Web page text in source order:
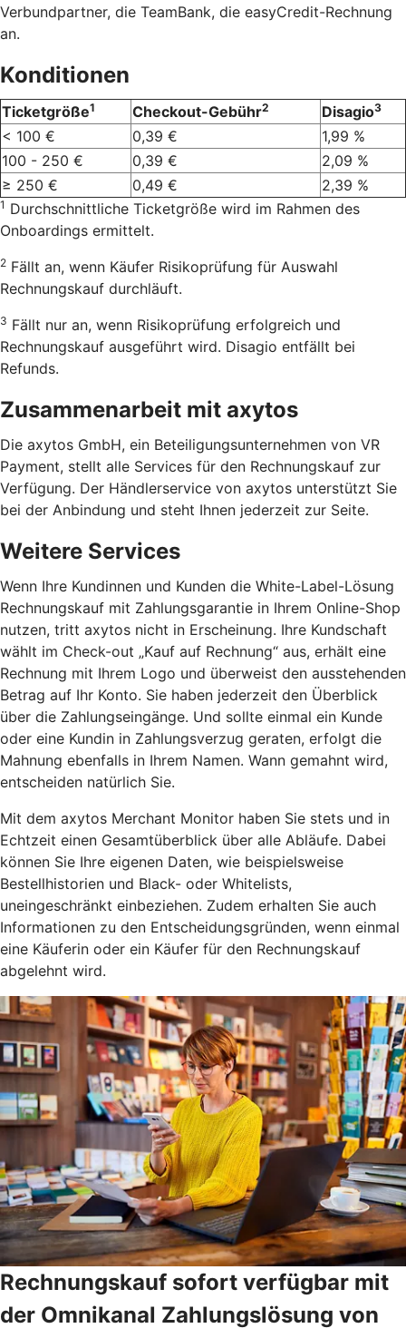
Verbundpartner, die TeamBank, die easyCredit-Rechnung
an.
Konditionen
Ticketgröße1 Checkout-Gebühr2 Disagio3
< 100 € 0,39 €
1,99 %
100 - 250 €
0,39 €
2,09 %
≥ 250 €
0,49 € 2,39 %
1 Durchschnittliche Ticketgröße wird im Rahmen des
Onboardings ermittelt.
2 Fällt an, wenn Käufer Risikoprüfung für Auswahl
Rechnungskauf durchläuft.
3 Fällt nur an, wenn Risikoprüfung erfolgreich und
Rechnungskauf ausgeführt wird. Disagio entfällt bei
Refunds.
Zusammenarbeit mit axytos
Die axytos GmbH, ein Beteiligungsunternehmen von VR
Payment, stellt alle Services für den Rechnungskauf zur
Verfügung. Der Händlerservice von axytos unterstützt Sie
bei der Anbindung und steht Ihnen jederzeit zur Seite.
Weitere Services
Wenn Ihre Kundinnen und Kunden die White-Label-Lösung
Rechnungskauf mit Zahlungsgarantie in Ihrem Online-Shop
nutzen, tritt axytos nicht in Erscheinung. Ihre Kundschaft
wählt im Check-out „Kauf auf Rechnung“ aus, erhält eine
Rechnung mit Ihrem Logo und überweist den ausstehenden
Betrag auf Ihr Konto. Sie haben jederzeit den Überblick
über die Zahlungseingänge. Und sollte einmal ein Kunde
oder eine Kundin in Zahlungsverzug geraten, erfolgt die
Mahnung ebenfalls in Ihrem Namen. Wann gemahnt wird,
entscheiden natürlich Sie.
Mit dem axytos Merchant Monitor haben Sie stets und in
Echtzeit einen Gesamtüberblick über alle Abläufe. Dabei
können Sie Ihre eigenen Daten, wie beispielsweise
Bestellhistorien und Black- oder Whitelists,
uneingeschränkt einbeziehen. Zudem erhalten Sie auch
Informationen zu den Entscheidungsgründen, wenn einmal
eine Käuferin oder ein Käufer für den Rechnungskauf
abgelehnt wird.
Rechnungskauf sofort verfügbar mit
der Omnikanal Zahlungslösung von